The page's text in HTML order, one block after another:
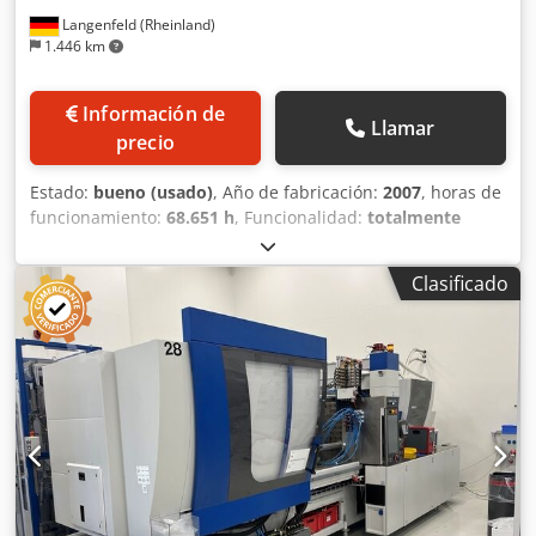
nivelación Interfaz BDE
Langenfeld (Rheinland)
1.446 km
Información de
precio
Llamar
Estado: bueno (usado), Año de fabricación: 2007, horas de
funcionamiento: 68.651 h, Funcionalidad: totalmente
, fuerza de sujeción:1.200 kN
tornillo:35 mm, volumen de desplazamiento:154 cm³,
Equipamiento:
, ENGEL Victory
330-120 Tech N.º de almacén: 503558 Fabricante: ENGEL
Modelo: Victory 330-120 Tech Control: CC100 Año de
fabricación: 2007 Horas de funcionamiento: 68,651 h Datos
técnicos - lado de cierre Fuerza de cierre: 1,200 kN
Dimensiones de placa (ancho x alto): 740 x 680 mm Altura
mínima de instalación: 300 mm Distancia máxima entre
placas: 800 mm Recorrido de apertura: 500 mm Carrera
del expulsor: 130 mm Fuerza del expulsor: 40 kN Centrado
del plato móvil: Ø 125 mm Centrado del plato fijo: Ø 125
Clasificado